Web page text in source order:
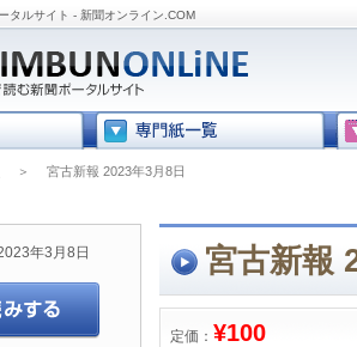
タルサイト - 新聞オンライン.COM
＞ 宮古新報 2023年3月8日
宮古新報
定価： ¥100